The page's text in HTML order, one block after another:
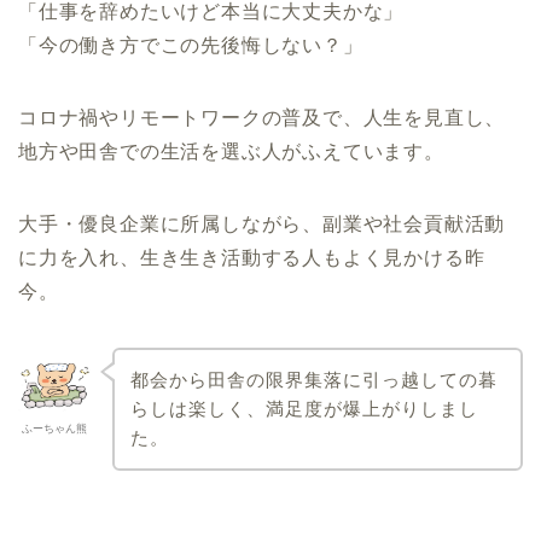
「仕事を辞めたいけど本当に大丈夫かな」
「今の働き方でこの先後悔しない？」
コロナ禍やリモートワークの普及で、人生を見直し、
地方や田舎での生活を選ぶ人がふえています。
大手・優良企業に所属しながら、副業や社会貢献活動
に力を入れ、生き生き活動する人もよく見かける昨
今。
ふーちゃん熊
都会から田舎の限界集落に引っ越しての暮
らしは楽しく、満足度が爆上がりしまし
た。